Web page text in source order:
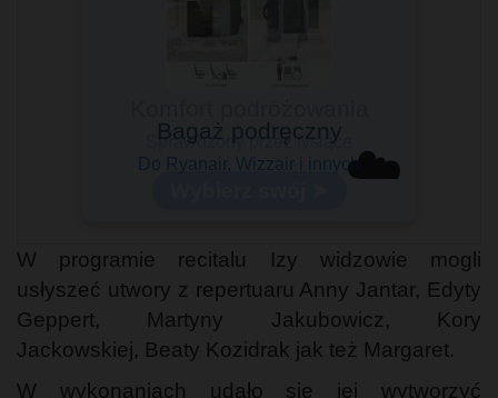
☁️
Sprawdzony przez tysiące
W programie recitalu Izy widzowie mogli
usłyszeć utwory z repertuaru Anny Jantar, Edyty
Geppert, Martyny Jakubowicz, Kory
Jackowskiej, Beaty Kozidrak jak też Margaret.
W wykonaniach udało się jej wytworzyć